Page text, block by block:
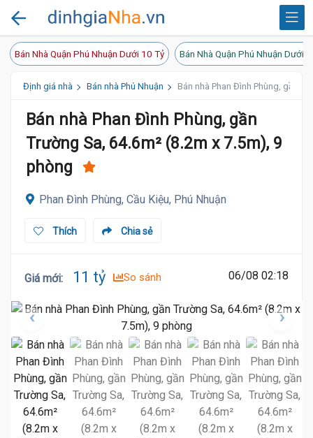
Bán Nhà Quận Phú Nhuận Dưới 10 Tỷ Bán Nhà Quận Phú Nhuận Dưới
Định giá nhà Bán nhà Phú Nhuận Bán nhà Phan Đình Phùng, gần
Bán nhà Phan Đình Phùng, gần
Trường Sa, 64.6m² (8.2m x 7.5m), 9
phòng
Phan Đình Phùng, Cầu Kiệu, Phú Nhuận
Chia sẻ
Thích
Giá mới: 11 tỷ So sánh 06/08 02:18